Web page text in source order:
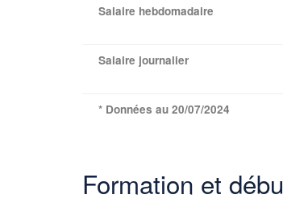
Salaire hebdomadaire
Salaire journalier
* Données au 20/07/2024
Formation et